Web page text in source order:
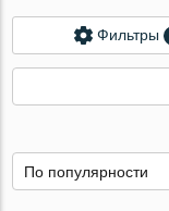
Фильтры
По популярности